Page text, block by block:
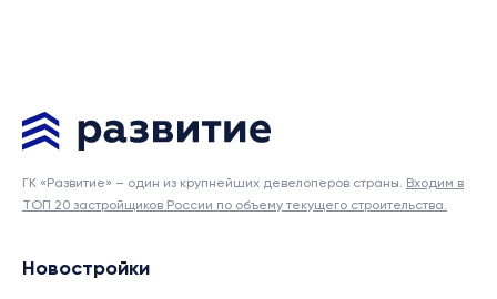
ГК «Развитие» – один из крупнейших девелоперов страны. Входим в
ТОП 20 застройщиков России по объему текущего строительства.
Новостройки